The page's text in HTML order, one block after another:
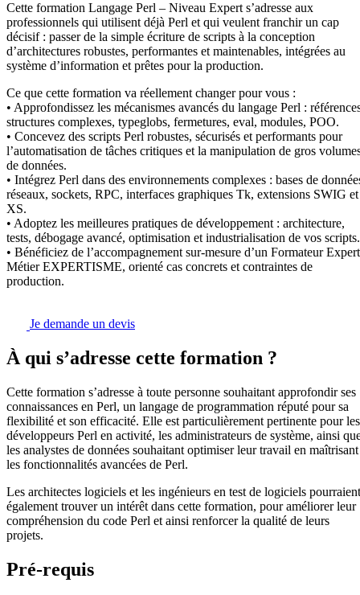
Cette formation Langage Perl – Niveau Expert s’adresse aux
professionnels qui utilisent déjà Perl et qui veulent franchir un cap
décisif : passer de la simple écriture de scripts à la conception
d’architectures robustes, performantes et maintenables, intégrées au
système d’information et prêtes pour la production.
Ce que cette formation va réellement changer pour vous :
• Approfondissez les mécanismes avancés du langage Perl :
structures complexes, typeglobs, fermetures, eval, modules, POO.
• Concevez des scripts Perl robustes, sécurisés et performants pour
l’automatisation de tâches critiques et la manipulation de gros
de données.
• Intégrez Perl dans des environnements complexes : bases de
réseaux, sockets, RPC, interfaces graphiques Tk, extensions SWIG et
XS.
• Adoptez les meilleures pratiques de développement : architecture,
tests, débogage avancé, optimisation et industrialisation de vos scripts.
• Bénéficiez de l’accompagnement sur-mesure d’un Formateur Expert
Métier EXPERTISME, orienté cas concrets et contraintes de
production.
Je demande un devis
À qui s’adresse cette formation ?
Cette formation s’adresse à toute personne souhaitant approfondir ses
connaissances en Perl, un langage de programmation réputé pour sa
flexibilité et son efficacité. Elle est particulièrement pertinente pour les
développeurs Perl en activité, les administrateurs de système, ainsi
les analystes de données souhaitant optimiser leur travail en maîtrisant
les fonctionnalités avancées de Perl.
Les architectes logiciels et les ingénieurs en test de logiciels pourraient
également trouver un intérêt dans cette formation, pour améliorer leur
compréhension du code Perl et ainsi renforcer la qualité de leurs
projets.
Pré-requis